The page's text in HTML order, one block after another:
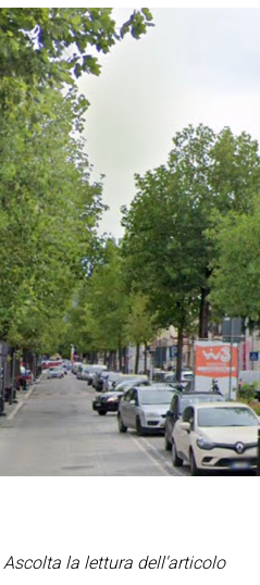
Ascolta la lettura dell'articolo